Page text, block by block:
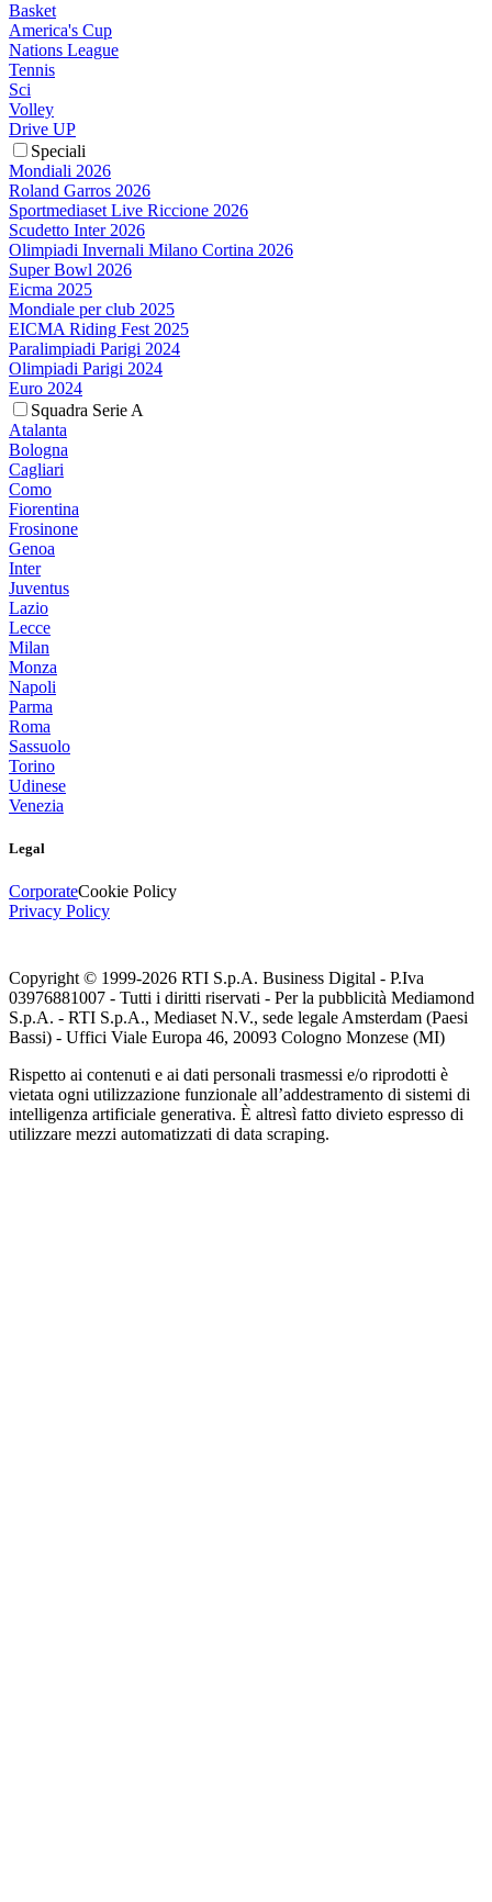
Basket
America's Cup
Nations League
Tennis
Sci
Volley
Drive UP
Speciali
Mondiali 2026
Roland Garros 2026
Sportmediaset Live Riccione 2026
Scudetto Inter 2026
Olimpiadi Invernali Milano Cortina 2026
Super Bowl 2026
Eicma 2025
Mondiale per club 2025
EICMA Riding Fest 2025
Paralimpiadi Parigi 2024
Olimpiadi Parigi 2024
Euro 2024
Squadra Serie A
Atalanta
Bologna
Cagliari
Como
Fiorentina
Frosinone
Genoa
Inter
Juventus
Lazio
Lecce
Milan
Monza
Napoli
Parma
Roma
Sassuolo
Torino
Udinese
Venezia
Legal
CorporateCookie Policy
Privacy Policy
Copyright © 1999-2026 RTI S.p.A. Business Digital - P.Iva
03976881007 - Tutti i diritti riservati - Per la pubblicità Mediamond
S.p.A. - RTI S.p.A., Mediaset N.V., sede legale Amsterdam (Paesi
Bassi) - Uffici Viale Europa 46, 20093 Cologno Monzese (MI)
Rispetto ai contenuti e ai dati personali trasmessi e/o riprodotti è
vietata ogni utilizzazione funzionale all’addestramento di sistemi di
intelligenza artificiale generativa. È altresì fatto divieto espresso di
utilizzare mezzi automatizzati di data scraping.